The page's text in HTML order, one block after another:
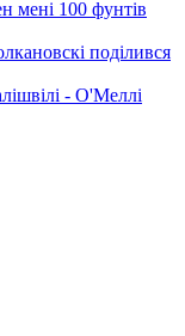
мені 100 фунтів
- О'Меллі